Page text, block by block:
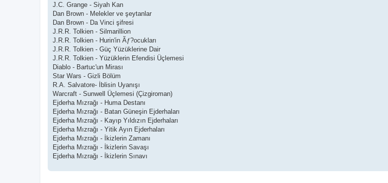
J.C. Grange - Siyah Kan
Dan Brown - Melekler ve şeytanlar
Dan Brown - Da Vinci şifresi
J.R.R. Tolkien - Silmarillion
J.R.R. Tolkien - Hurin'in Ãƒ?ocukları
J.R.R. Tolkien - Güç Yüzüklerine Dair
J.R.R. Tolkien - Yüzüklerin Efendisi Üçlemesi
Diablo - Bartuc'un Mirası
Star Wars - Gizli Bölüm
R.A. Salvatore- İblisin Uyanışı
Warcraft - Sunwell Üçlemesi (Çizgiroman)
Ejderha Mızrağı - Huma Destanı
Ejderha Mızrağı - Batan Güneşin Ejderhaları
Ejderha Mızrağı - Kayıp Yıldızın Ejderhaları
Ejderha Mızrağı - Yitik Ayın Ejderhaları
Ejderha Mızrağı - İkizlerin Zamanı
Ejderha Mızrağı - İkizlerin Savaşı
Ejderha Mızrağı - İkizlerin Sınavı